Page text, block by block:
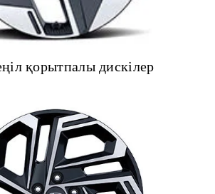
қорытпалы дискілер